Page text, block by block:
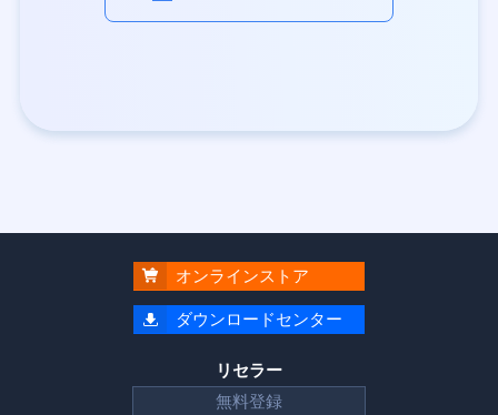
 オンラインストア
 ダウンロードセンター
リセラー
無料登録